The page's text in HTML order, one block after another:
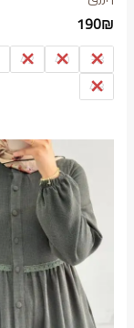
190₪
38
40
42
48